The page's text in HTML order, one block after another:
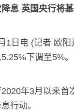
息 英国央行将
电 (记者 欧阳
下调至5%。
年3月以来首
行动。